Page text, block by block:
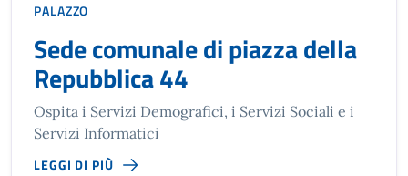
PALAZZO
Sede comunale di piazza della
Repubblica 44
Ospita i Servizi Demografici, i Servizi Sociali e i
Servizi Informatici
LEGGI DI PIÙ